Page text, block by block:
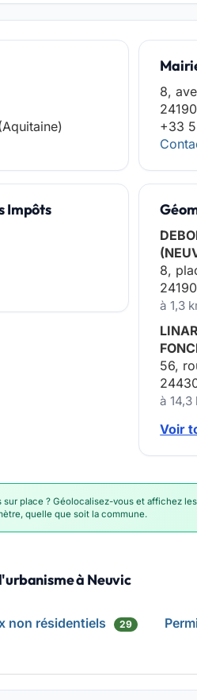
8,
+33
Impôts
8,
à 1,3
56,
à
Voir
sur place ? Géolocalisez-vous et affichez
quelle que soit la commune.
à Neuvic
non résidentiels 29